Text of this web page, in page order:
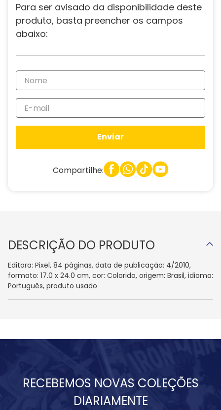
Para ser avisado da disponibilidade deste
produto, basta preencher os campos
abaixo:
Enviar
Compartilhe:
DESCRIÇÃO DO PRODUTO
Editora: Pixel, 84 páginas, data de publicação: 4/2010,
formato: 17.0 x 24.0 cm, cor: Colorido, origem: Brasil, idioma:
Português, produto usado
RECEBEMOS NOVAS COLEÇÕES
DIARIAMENTE